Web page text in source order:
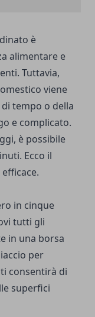
è
alimentare e
Tuttavia,
viene
tempo o della
e complicato.
è possibile
Ecco il
in cinque
tutti gli
in una borsa
per
consentirà di
superfici